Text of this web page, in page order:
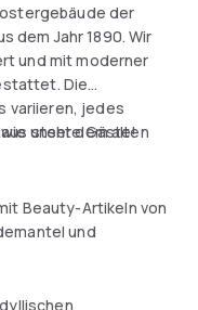
der
dem Jahr 1890. Wir
und mit moderner
Die
variieren, jedes
steht dem alten
Empfangsbereich
großen Zimmern,
hochwertigen
für einen Moment
wie unsere Gäste!
Beauty-Artikeln von
und